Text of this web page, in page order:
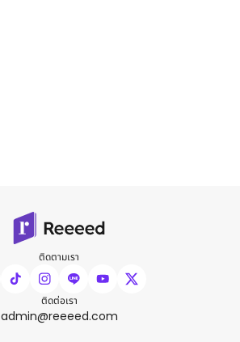
ติดตามเรา
ติดต่อเรา
admin@reeeed.com